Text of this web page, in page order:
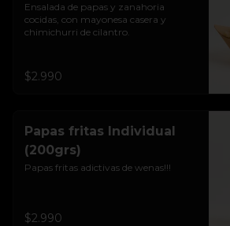
Ensalada de papas y zanahoria
cocidas, con mayonesa casera y
chimichurri de cilantro.
$2.990
Papas fritas Individual
(200grs)
Papas fritas adictivas de wenas!!!
$2.990